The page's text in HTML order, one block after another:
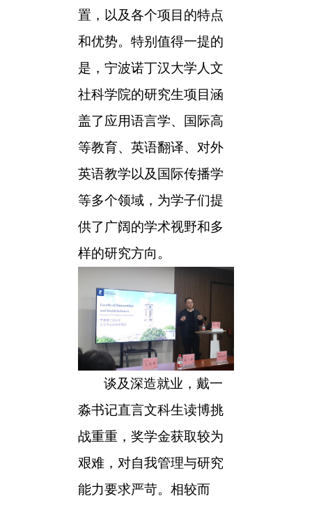
置，以及各个项目的特点
和优势。特别值得一提的
是，宁波诺丁汉大学人文
社科学院的研究生项目涵
盖了应用语言学、国际高
等教育、英语翻译、对外
英语教学以及国际传播学
等多个领域，为学子们提
供了广阔的学术视野和多
样的研究方向。
谈及深造就业，戴一
淼书记直言文科生读博挑
战重重，奖学金获取较为
艰难， 对自我管理与研究
能力要求严苛。相较而